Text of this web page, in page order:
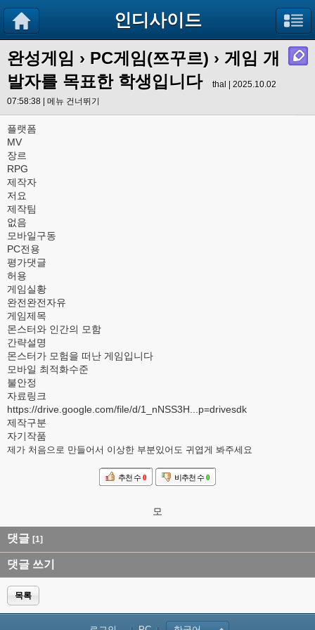
인디사이드
완성게임 › PC게임(쯔꾸르) › 게임 개
발자를 목표한 학생입니다
thal | 2025.10.02
07:58:38 | 메뉴 건너뛰기
플랫폼
MV
장르
RPG
제작자
저요
제작팀
없음
모바일구동
PC전용
평가댓글
허용
게임실황
완전완전자유
게임제목
몬스터와 인간의 모함
간략설명
몬스터가 모험을 떠난 게임입니다
모바일 최적화수준
불안정
자료링크
https://drive.google.com/file/d/1_nNSS3H...p=drivesdk
제작구분
자기작품
제가 처음으로 만들어서 이상한 부분있어도 귀엽게 봐주세요
추천 수 0 비추천 수 0
모
댓글 [1]
댓글 쓰기
목록